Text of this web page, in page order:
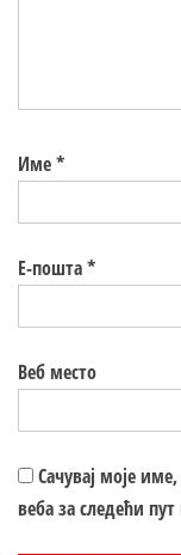
Име*
Е-пошта*
Веб место
Сачувај моје
веба за следећи